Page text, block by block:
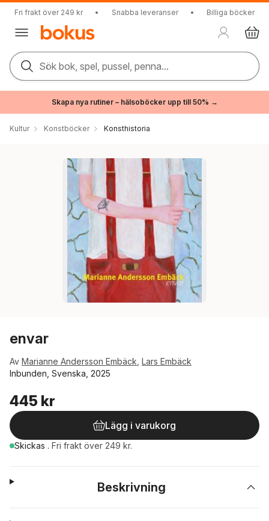
Fri frakt över 249 kr • Snabba leveranser • Billiga böcker
Sök bok, spel, pussel, penna...
Skapa nya rutiner – hälsoböcker upp till 50% →
Kultur Konstböcker Konsthistoria
envar
Av Marianne Andersson Embäck Lars Embäck
Inbunden, Svenska, 2025
445 kr
Lägg i varukorg
Skickas . Fri frakt över 249 kr.
Beskrivning